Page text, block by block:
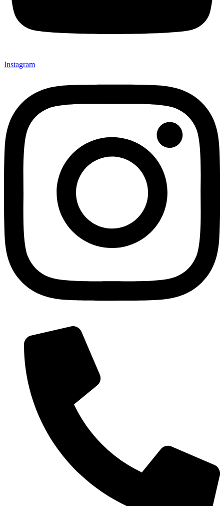
Instagram